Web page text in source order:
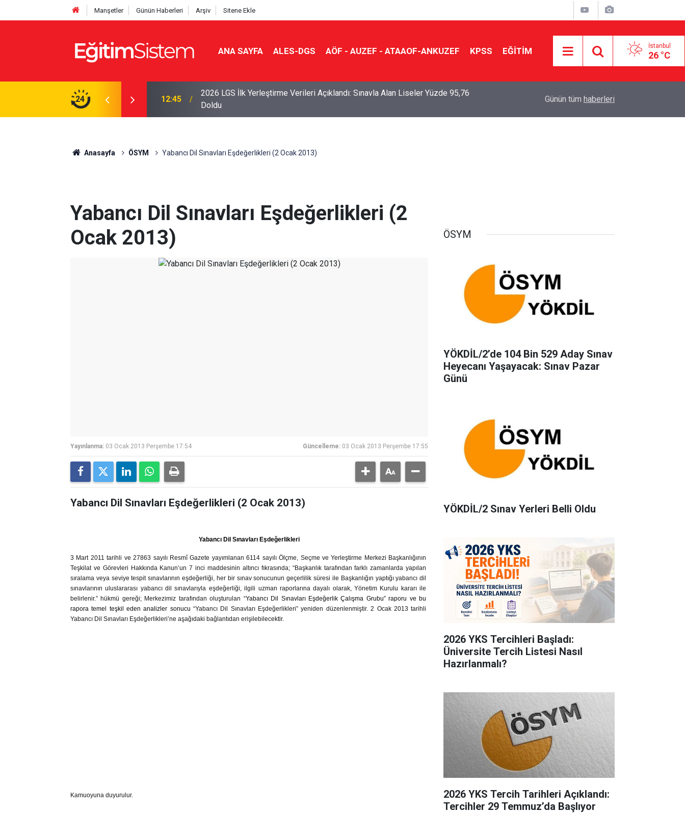
Manşetler Günün Haberleri Arşiv Sitene Ekle
ANA SAYFA ALES-DGS AÖF - AUZEF - ATAAOF-ANKUZEF KPSS EĞİTİM İstanbul
26 °C
24
Belli Oldu: İki Program 500 Puanla
12:45
2026 LGS İlk Yerleştirme Verileri Açıklandı: Sınavla Alan Liseler Yüzde 95,76
Doldu
Tercihine Yerleşti
Günün tüm haberleri
Anasayfa ÖSYM Yabancı Dil Sınavları Eşdeğerlikleri (2 Ocak 2013)
Yabancı Dil Sınavları Eşdeğerlikleri (2
Ocak 2013)
Yayınlanma: 03 Ocak 2013 Perşembe 17:54 Güncelleme: 03 Ocak 2013 Perşembe 17:55
Yabancı Dil Sınavları Eşdeğerlikleri (2 Ocak 2013)
Yabancı Dil Sınavları Eşdeğerlikleri
3 Mart 2011 tarihli ve 27863 sayılı Resmî Gazete yayımlanan 6114 sayılı Ölçme, Seçme ve Yerleştirme Merkezi Başkanlığının
Teşkilat ve Görevleri Hakkında Kanun’un 7 inci maddesinin altıncı fıkrasında; “Başkanlık tarafından farklı zamanlarda yapılan
sıralama veya seviye tespit sınavlarının eşdeğerliği, her bir sınav sonucunun geçerlilik süresi ile Başkanlığın yaptığı yabancı dil
sınavlarının uluslararası yabancı dil sınavlarıyla eşdeğerliği, ilgili uzman raporlarına dayalı olarak, Yönetim Kurulu kararı ile
belirlenir.” hükmü gereği; Merkezimiz tarafından oluşturulan “Yabancı Dil Sınavları Eşdeğerlik Çalışma Grubu” raporu ve bu
rapora temel teşkil eden analizler sonucu“Yabancı Dil Sınavları Eşdeğerlikleri” yeniden düzenlenmiştir. 2 Ocak 2013 tarihli
Yabancı Dil Sınavları Eşdeğerlikleri’ne aşağıdaki bağlantıdan erişilebilecektir.
Kamuoyuna duyurulur.
ÖSYM
YÖKDİL/2’de 104 Bin 529 Aday Sınav
Heyecanı Yaşayacak: Sınav Pazar
Günü
YÖKDİL/2 Sınav Yerleri Belli Oldu
2026 YKS Tercihleri Başladı:
Üniversite Tercih Listesi Nasıl
Hazırlanmalı?
2026 YKS Tercih Tarihleri Açıklandı:
Tercihler 29 Temmuz’da Başlıyor